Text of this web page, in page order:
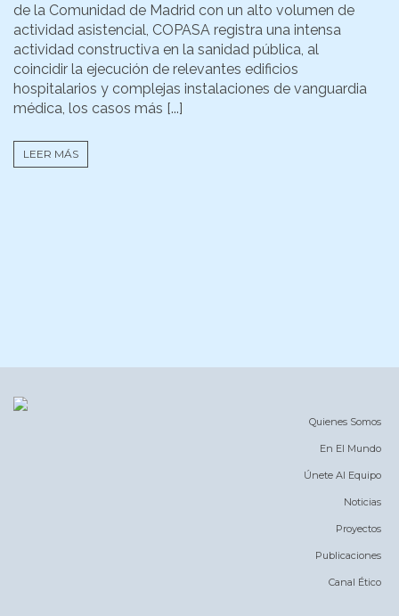
de la Comunidad de Madrid con un alto volumen de
actividad asistencial, COPASA registra una intensa
actividad constructiva en la sanidad pública, al
coincidir la ejecución de relevantes edificios
hospitalarios y complejas instalaciones de vanguardia
médica, los casos más [...]
LEER MÁS
Quienes Somos
En El Mundo
Únete Al Equipo
Noticias
Proyectos
Publicaciones
Canal Ético